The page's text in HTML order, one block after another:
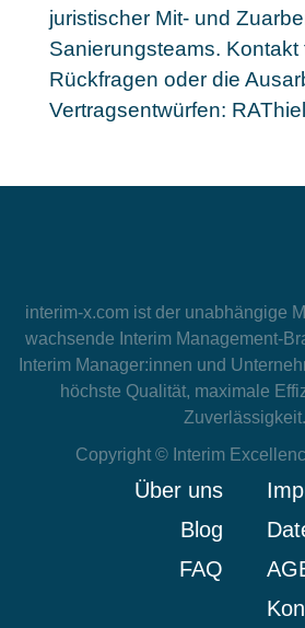
juristischer Mit- und
Sanierungsteams. Kontakt
Rückfragen oder die
Vertragsentwürfen:
interim-x.comist der unabhängige
wachsende Interim Management-
Interim Manager:innen und
höchste Qualität, maximale
Zuverlässigkeit.
Copyright © Interim
Über uns
Blog
FAQ